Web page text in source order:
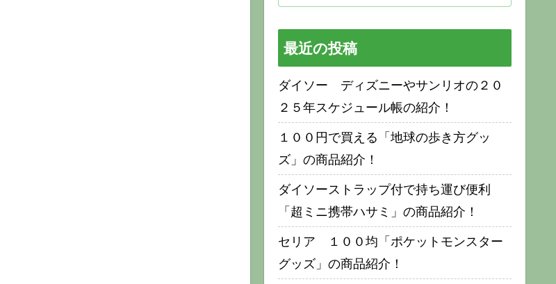
最近の投稿
ダイソー ディズニーやサンリオの２０
２５年スケジュール帳の紹介！
１００円で買える「地球の歩き方グッ
ズ」の商品紹介！
ダイソーストラップ付で持ち運び便利
「超ミニ携帯ハサミ」の商品紹介！
セリア １００均「ポケットモンスター
グッズ」の商品紹介！